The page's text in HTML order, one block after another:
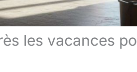
les vacances